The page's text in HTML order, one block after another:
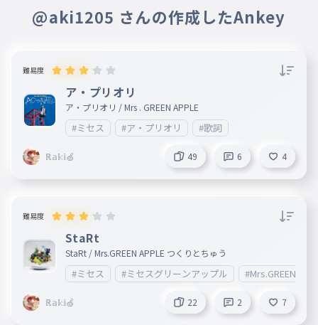
@aki1205 さんの作成したAnkey
難易度
ア・プリオリ
ア・プリオリ / Mrs . GREEN APPLE
#ミセス #ア・プリオリ #歌詞
ℝ𝕒𝕜𝕚🍏 49 6 4
難易度
StaRt
StaRt / Mrs.GREEN APPLE つくりとちゅう
#ミセス #ミセスグリーンアップル
ℝ𝕒𝕜𝕚🍏 22 2 7